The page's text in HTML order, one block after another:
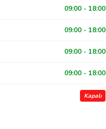
09:00 - 18:00
09:00 - 18:00
09:00 - 18:00
09:00 - 18:00
Kapalı